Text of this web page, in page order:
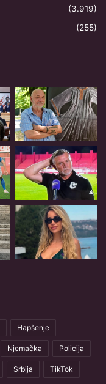
(3.919)
(255)
Hapšenje
Njemačka Policija
Srbija TikTok